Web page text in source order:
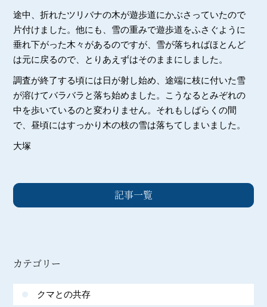
途中、折れたツリバナの木が遊歩道にかぶさっていたので
片付けました。他にも、雪の重みで遊歩道をふさぐように
垂れ下がった木々があるのですが、雪が落ちればほとんど
は元に戻るので、とりあえずはそのままにしました。
調査が終了する頃には日が射し始め、途端に枝に付いた雪
が溶けてバラバラと落ち始めました。こうなるとみぞれの
中を歩いているのと変わりません。それもしばらくの間
で、昼頃にはすっかり木の枝の雪は落ちてしまいました。
大塚
記事一覧
カテゴリー
クマとの共存